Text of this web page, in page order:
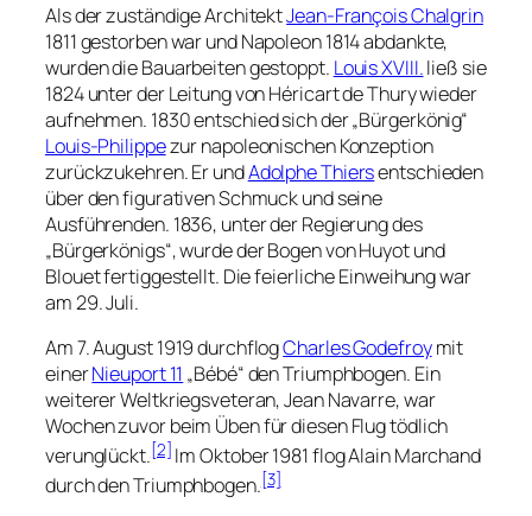
Als der zuständige ArchitektJean-François Chalgrin
1811 gestorben war und Napoleon 1814 abdankte,
wurden die Bauarbeiten gestoppt. Louis XVIII.ließ sie
1824 unter der Leitung von Héricart de Thury wieder
aufnehmen. 1830 entschied sich der „Bürgerkönig“
Louis-Philippezur napoleonischen Konzeption
zurückzukehren. Er undAdolphe Thiersentschieden
über den figurativen Schmuck und seine
Ausführenden. 1836, unter der Regierung des
„Bürgerkönigs“, wurde der Bogen von Huyot und
Blouet fertiggestellt. Die feierliche Einweihung war
am 29. Juli.
Am 7. August 1919 durchflogCharles Godefroymit
einerNieuport 11 „Bébé“ den Triumphbogen. Ein
weiterer Weltkriegsveteran, Jean Navarre, war
Wochen zuvor beim Üben für diesen Flug tödlich
verunglückt.[2] Im Oktober 1981 flog Alain Marchand
durch den Triumphbogen.[3]